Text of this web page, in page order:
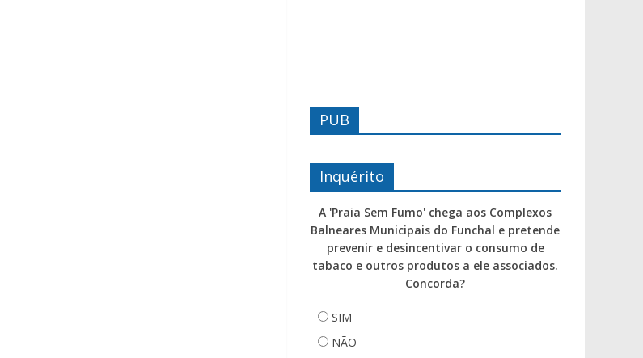
PUB
Inquérito
A 'Praia Sem Fumo' chega aos Complexos
Balneares Municipais do Funchal e pretende
prevenir e desincentivar o consumo de
tabaco e outros produtos a ele associados.
Concorda?
SIM
NÃO